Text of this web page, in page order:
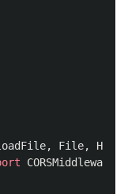
, File,
CORSMiddleware